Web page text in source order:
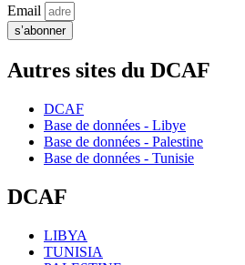
Email
s’abonner
Autres sites du DCAF
DCAF
Base de données - Libye
Base de données - Palestine
Base de données - Tunisie
DCAF
LIBYA
TUNISIA